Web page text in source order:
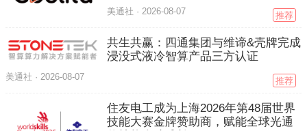
美通社 · 2026-08-07 推荐
共生共赢：四通集团与维谛&壳牌完成
浸没式液冷智算产品三方认证
美通社 · 2026-08-07 推荐
住友电工成为上海2026年第48届世界
技能大赛金牌赞助商，赋能全球光通